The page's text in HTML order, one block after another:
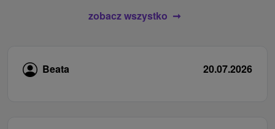
zobacz wszystko
Beata 20.07.2026